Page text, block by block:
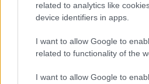
related to analytics like
device identifiers in apps.
I want to allow Google to
related to functionality of the
I want to allow Google to
questione di potere: Stati
tollerare che ci siano delle
loro influenza e vogliono
ma hanno aspettato troppo